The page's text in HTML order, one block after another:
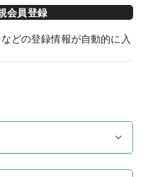
会員登録
どの登録情報が自動的に入